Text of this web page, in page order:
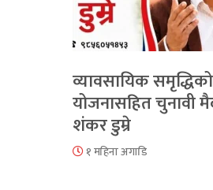
व्यावसायिक समृद्धिको
योजनासहित चुनावी
शंकर डुम्रे
१ महिना अगाडि